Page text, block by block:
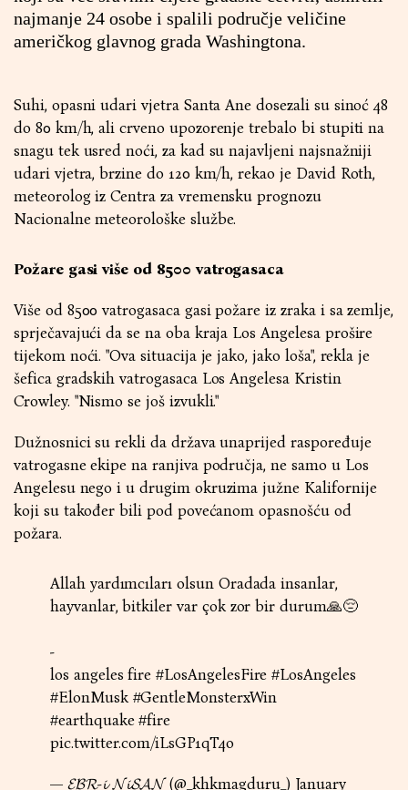
najmanje 24 osobe i spalili područje veličine
američkog glavnog grada Washingtona.
Suhi, opasni udari vjetra Santa Ane dosezali su sinoć 48
do 80 km/h, ali crveno upozorenje trebalo bi stupiti na
snagu tek usred noći, za kad su najavljeni najsnažniji
udari vjetra, brzine do 120 km/h, rekao je David Roth,
meteorolog iz Centra za vremensku prognozu
Nacionalne meteorološke službe.
Požare gasi više od 8500 vatrogasaca
Više od 8500 vatrogasaca gasi požare iz zraka i sa zemlje,
sprječavajući da se na oba kraja Los Angelesa prošire
tijekom noći. "Ova situacija je jako, jako loša", rekla je
šefica gradskih vatrogasaca Los Angelesa Kristin
Crowley. "Nismo se još izvukli."
Dužnosnici su rekli da država unaprijed raspoređuje
vatrogasne ekipe na ranjiva područja, ne samo u Los
Angelesu nego i u drugim okruzima južne Kalifornije
koji su također bili pod povećanom opasnošću od
požara.
Allah yardımcıları olsun Oradada insanlar,
hayvanlar, bitkiler var çok zor bir durum🙏😔
-
los angeles fire#LosAngelesFire #LosAngeles
#ElonMusk #GentleMonsterxWin
#earthquake #fire
pic.twitter.com/iLsGP1qT4o
— 𝓔𝓑𝓡-𝓲 𝓝𝓲𝓢𝓐𝓝 (@_khkmagduru_) January